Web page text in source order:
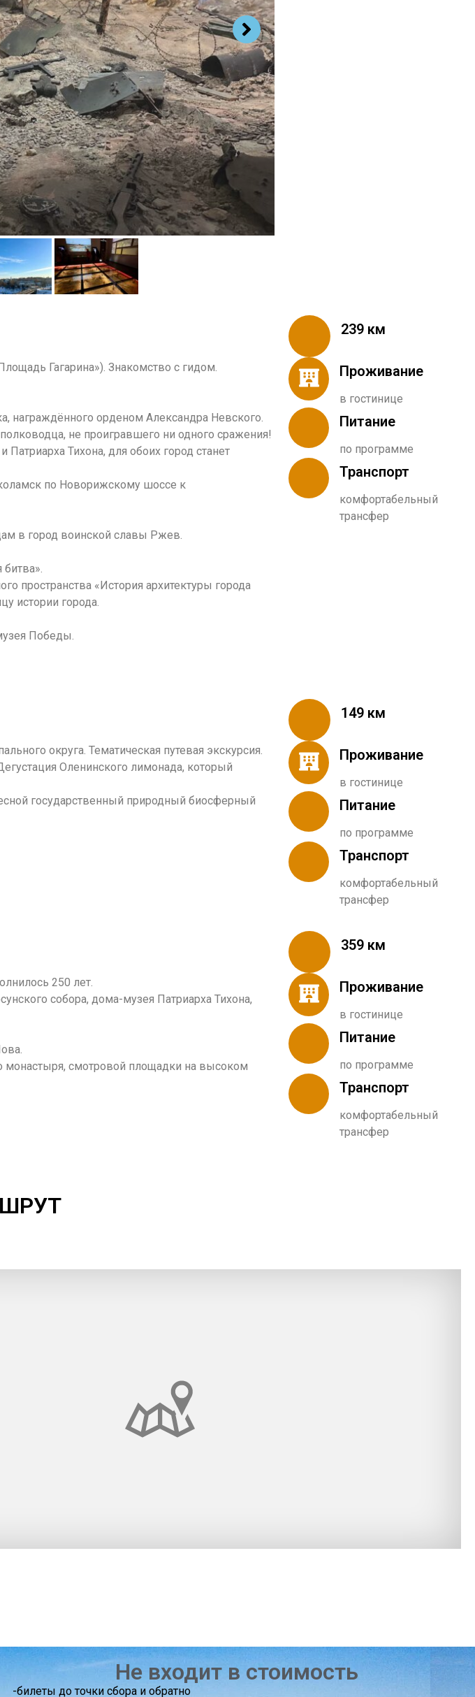
Гагарина»). Знакомство с гидом.
награждённого орденом Александра Невского.
не проигравшего ни одного сражения!
Тихона, для обоих город станет
по Новорижскому шоссе к
в город воинской славы Ржев.
пространства «История архитектуры города
истории города.
Победы.
239 км
Проживание
в гостинице
Питание
по программе
Транспорт
комфортабельный
трансфер
округа. Тематическая путевая экскурсия.
Оленинского лимонада, который
государственный природный биосферный
149 км
Проживание
в гостинице
Питание
по программе
Транспорт
комфортабельный
трансфер
250 лет.
собора, дома-музея Патриарха Тихона,
монастыря, смотровой площадки на высоком
359 км
Проживание
в гостинице
Питание
по программе
Транспорт
комфортабельный
трансфер
Не входит в стоимость
-билеты до точки сбора и обратно